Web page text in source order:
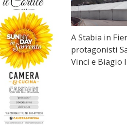
A Stabia in
protagonisti
Vinci e Biagio